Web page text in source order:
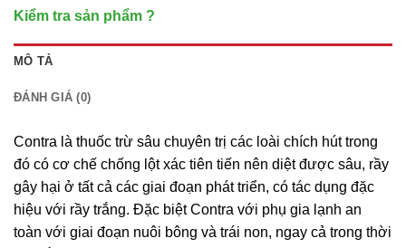
Kiểm tra sản phẩm ?
MÔ TẢ
ĐÁNH GIÁ (0)
Contra là thuốc trừ sâu chuyên trị các loài chích hút trong
đó có cơ chế chống lột xác tiên tiến nên diệt được sâu, rầy
gây hại ở tất cả các giai đoạn phát triển, có tác dụng đặc
hiệu với rầy trắng. Đặc biệt Contra với phụ gia lạnh an
toàn với giai đoạn nuôi bông và trái non, ngay cả trong thời